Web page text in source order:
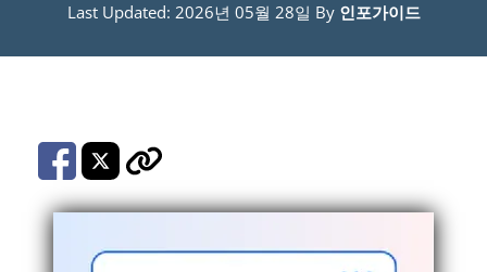
Last Updated: 2026년 05월 28일 By 인포가이드